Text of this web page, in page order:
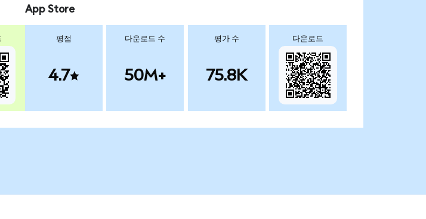
App Store
평점
4.7
다운로드 수
50M+
평가 수
75.8K
다운로드